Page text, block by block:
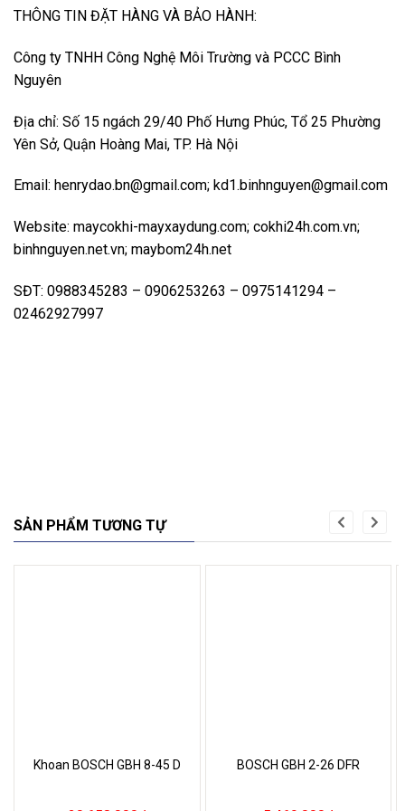
THÔNG TIN ĐẶT HÀNG VÀ BẢO HÀNH:
Công ty TNHH Công Nghệ Môi Trường và PCCC Bình
Nguyên
Địa chỉ: Số 15 ngách 29/40 Phố Hưng Phúc, Tổ 25 Phường
Yên Sở, Quận Hoàng Mai, TP. Hà Nội
Email: henrydao.bn@gmail.com; kd1.binhnguyen@gmail.com
Website: maycokhi-mayxaydung.com; cokhi24h.com.vn;
binhnguyen.net.vn; maybom24h.net
SĐT: 0988345283 – 0906253263 – 0975141294 –
02462927997
SẢN PHẨM TƯƠNG TỰ
Khoan BOSCH GBH 8-45 D BOSCH GBH 2-26 DFR